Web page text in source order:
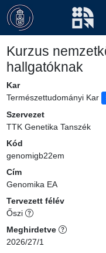
Kurzus
hallgatóknak
Kar
Természettudományi Kar
Szervezet
TTK Genetika Tanszék
Kód
genomigb22em
Cím
Genomika EA
Tervezett félév
Őszi
Meghirdetve
2026/27/1